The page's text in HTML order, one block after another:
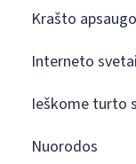
Krašto
Interneto
Ieškome turto
Nuorodos